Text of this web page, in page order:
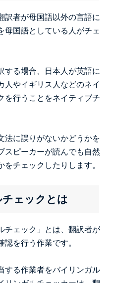
訳者が母国語以外の言語に
母国語としている人がチェ
する場合、日本人が英語に
人やイギリス人などのネイ
を行うことをネイティブチ
法に誤りがないかどうかを
スピーカーが読んでも自然
チェックしたりします。
ェックとは
チェック」とは、翻訳者が
を行う作業です。
する作業者をバイリンガル